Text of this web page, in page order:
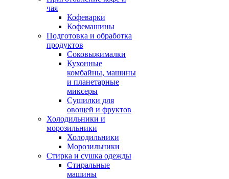
чая
Кофеварки
Кофемашины
Подготовка и обработка
продуктов
Соковыжималки
Кухонные
комбайны, машины
и планетарные
миксеры
Сушилки для
овощей и фруктов
Холодильники и
морозильники
Холодильники
Морозильники
Стирка и сушка одежды
Стиральные
машины